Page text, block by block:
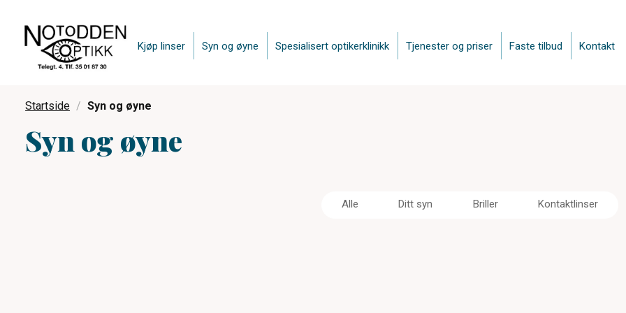
Kjøp linser Syn og øyne Spesialisert optikerklinikk Tjenester og priser Faste tilbud Kontakt
Startside Syn og øyne
Syn og øyne
Alle Ditt syn Briller Kontaktlinser